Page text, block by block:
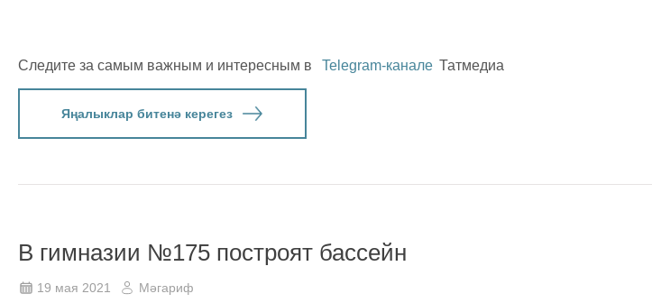
Следите за самым важным и интересным в Telegram-канале Татмедиа
Яңалыклар битенә керегез
В гимназии №175 построят бассейн
19 мая 2021 Мәгариф